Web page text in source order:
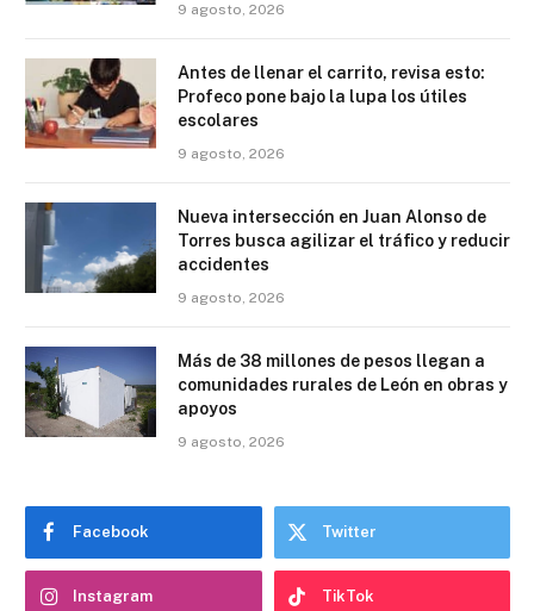
9 agosto, 2026
Antes de llenar el carrito, revisa esto:
Profeco pone bajo la lupa los útiles
escolares
9 agosto, 2026
Nueva intersección en Juan Alonso de
Torres busca agilizar el tráfico y reducir
accidentes
9 agosto, 2026
Más de 38 millones de pesos llegan a
comunidades rurales de León en obras y
apoyos
9 agosto, 2026
Facebook Twitter
Instagram TikTok